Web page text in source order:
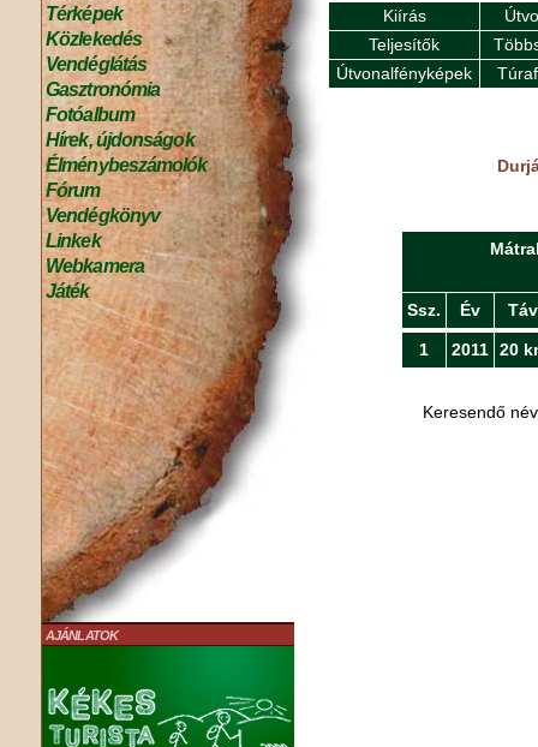
Térképek
Közlekedés
Vendéglátás
Gasztronómia
Fotóalbum
Hírek, újdonságok
Élménybeszámolók
Fórum
Vendégkönyv
Linkek
Webkamera
Játék
AJÁNLATOK
Kiírás
Teljesítők
Útvonalfényképek
Ssz. Év Táv
1 2011 20
Keresendő